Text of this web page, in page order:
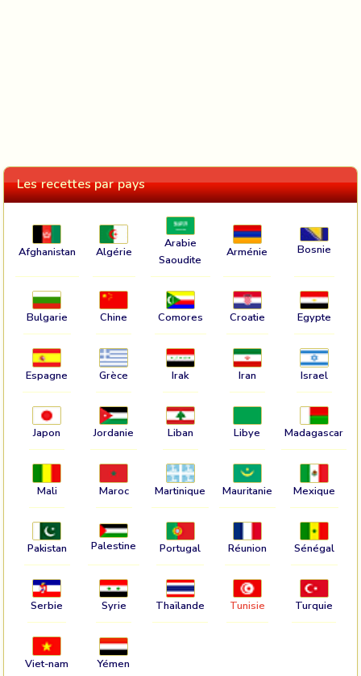
Les recettes par pays
Afghanistan Algérie
Arabie
Saoudite
Arménie Bosnie
Bulgarie Chine Comores Croatie Egypte
Espagne Grèce Irak Iran Israel
Japon Jordanie Liban Libye Madagascar
Mali Maroc Martinique Mauritanie Mexique
Pakistan Palestine Portugal Réunion Sénégal
Serbie Syrie Thaïlande Tunisie Turquie
Viet-nam Yémen